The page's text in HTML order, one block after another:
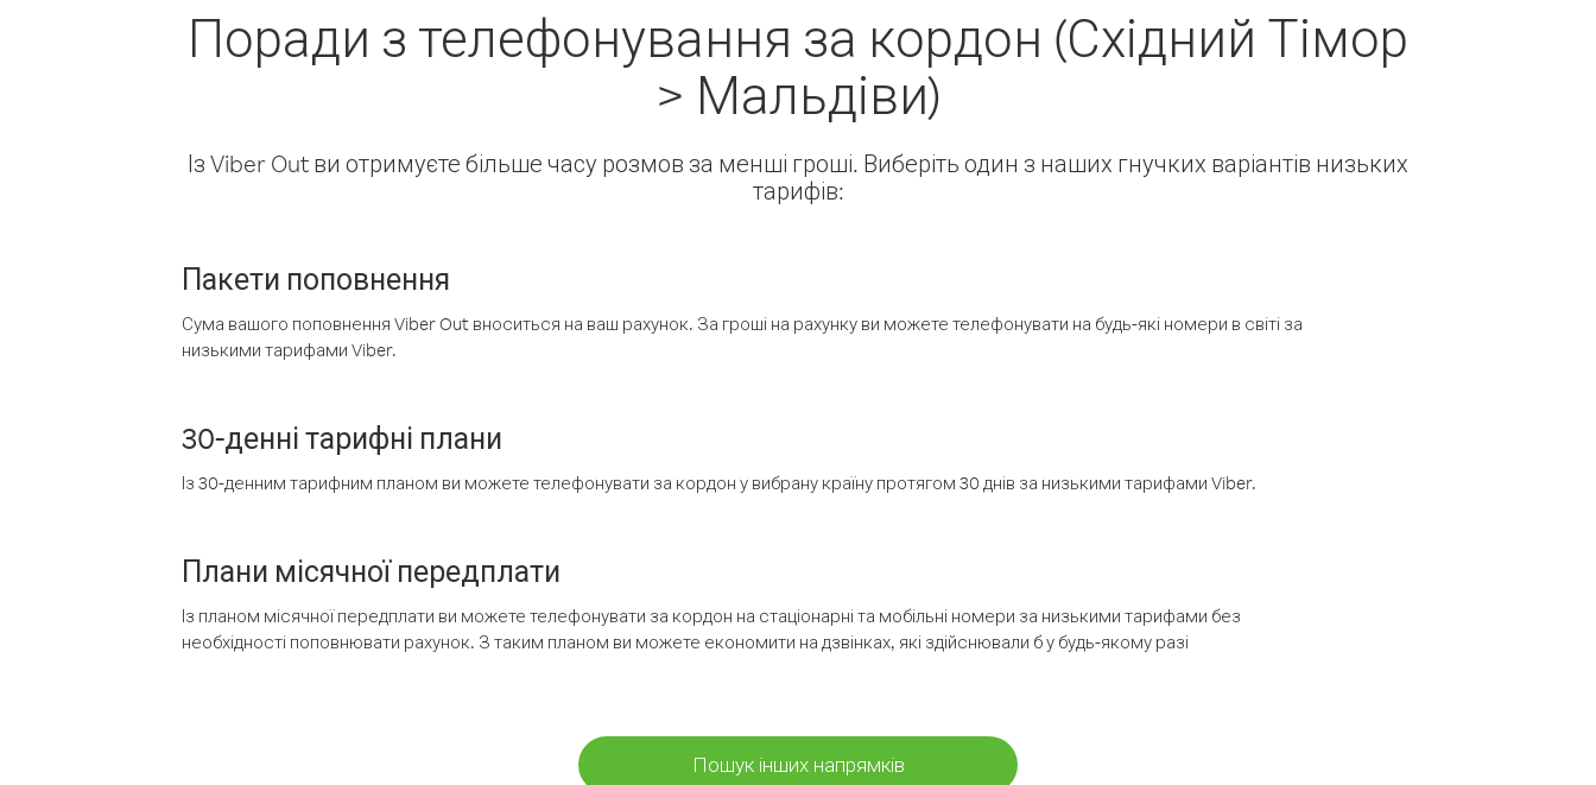
Поради з телефонування за кордон (Східний Тімор
> Мальдіви)
Із Viber Out ви отримуєте більше часу розмов за менші гроші. Виберіть один з наших гнучких варіантів низьких
тарифів:
Пакети поповнення
Сума вашого поповнення Viber Out вноситься на ваш рахунок. За гроші на рахунку ви можете телефонувати на будь-які номери в світі за
низькими тарифами Viber.
30-денні тарифні плани
Із 30-денним тарифним планом ви можете телефонувати за кордон у вибрану країну протягом 30 днів за низькими тарифами Viber.
Плани місячної передплати
Із планом місячної передплати ви можете телефонувати за кордон на стаціонарні та мобільні номери за низькими тарифами без
необхідності поповнювати рахунок. З таким планом ви можете економити на дзвінках, які здійснювали б у будь-якому разі
Пошук інших напрямків